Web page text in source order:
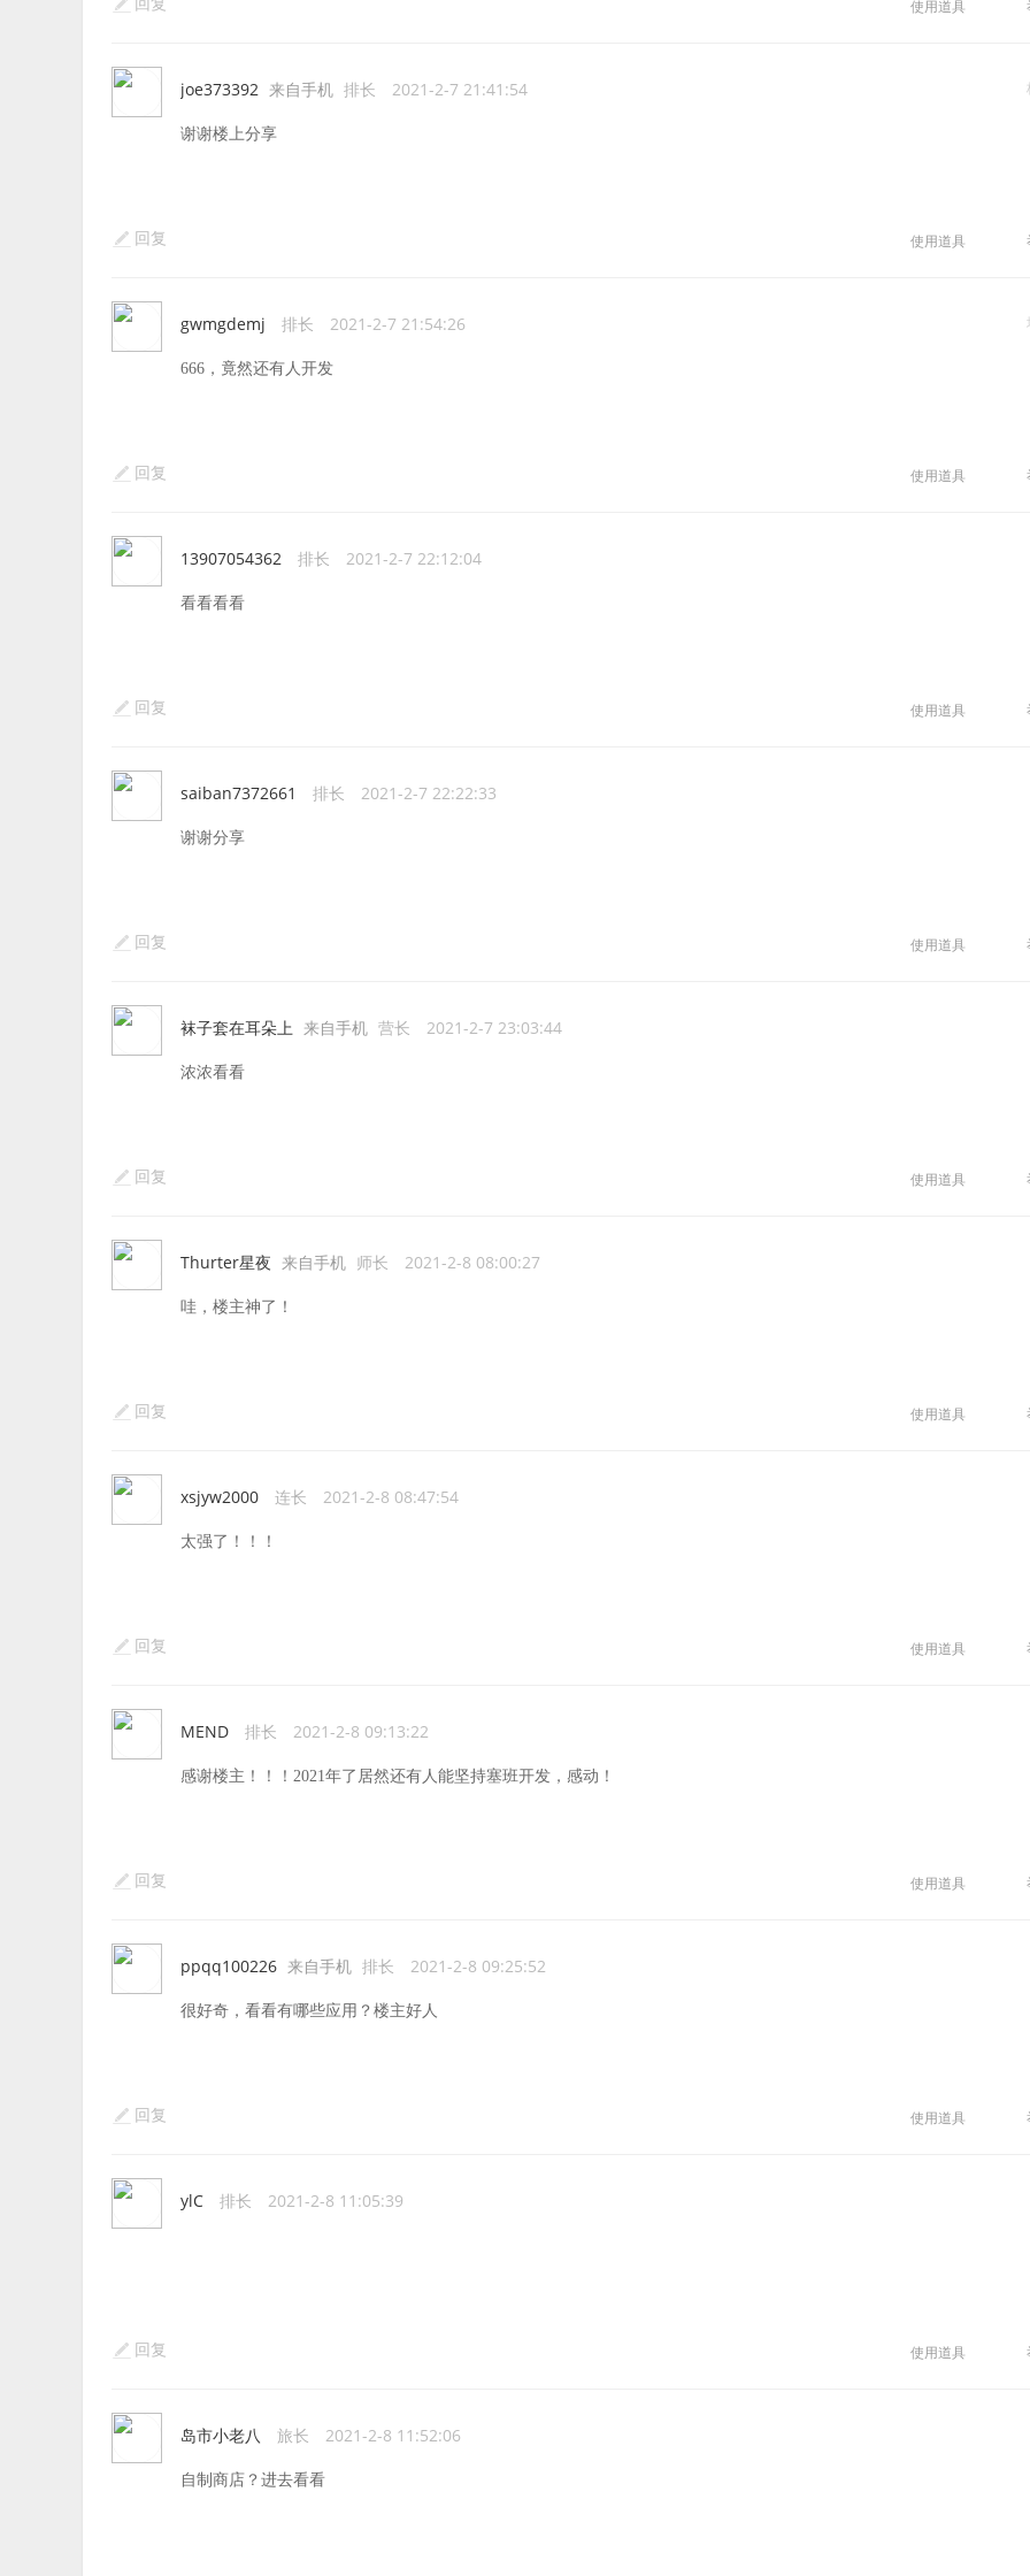
回复 使用道具
joe373392 来自手机 排长 2021-2-7 21:41:54
谢谢楼上分享
回复 使用道具
gwmgdemj 排长 2021-2-7 21:54:26
666，竟然还有人开发
回复 使用道具
13907054362 排长 2021-2-7 22:12:04
看看看看
回复 使用道具
saiban7372661 排长 2021-2-7 22:22:33
谢谢分享
回复 使用道具
袜子套在耳朵上 来自手机 营长 2021-2-7 23:03:44
浓浓看看
回复 使用道具
Thurter星夜 来自手机 师长 2021-2-8 08:00:27
哇，楼主神了！
回复 使用道具
xsjyw2000 连长 2021-2-8 08:47:54
太强了！！！
回复 使用道具
MEND 排长 2021-2-8 09:13:22
感谢楼主！！！2021年了居然还有人能坚持塞班开发，感动！
回复 使用道具
ppqq100226 来自手机 排长 2021-2-8 09:25:52
很好奇，看看有哪些应用？楼主好人
回复 使用道具
ylC 排长 2021-2-8 11:05:39
回复 使用道具
岛市小老八 旅长 2021-2-8 11:52:06
自制商店？进去看看